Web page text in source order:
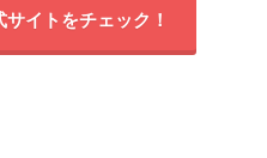
イトをチェック！